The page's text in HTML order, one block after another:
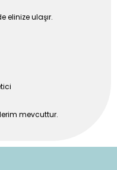
elinize ulaşır.
mevcuttur.